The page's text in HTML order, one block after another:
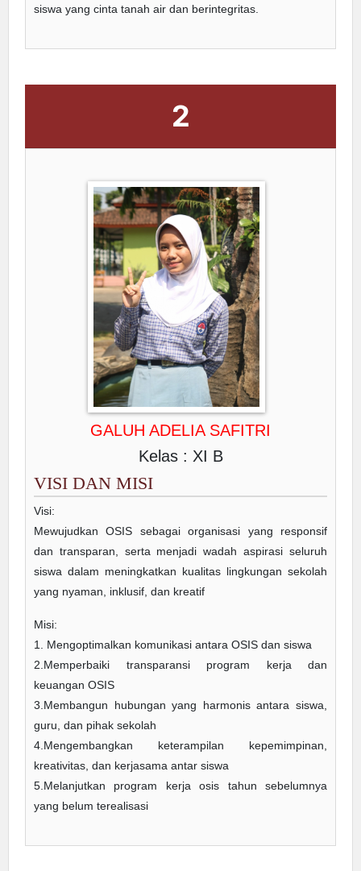
siswa yang cinta tanah air dan berintegritas.
2
GALUH ADELIA SAFITRI
Kelas : XI B
VISI DAN MISI
Visi:
Mewujudkan OSIS sebagai organisasi yang responsif
dan transparan, serta menjadi wadah aspirasi seluruh
siswa dalam meningkatkan kualitas lingkungan sekolah
yang nyaman, inklusif, dan kreatif
Misi:
1. Mengoptimalkan komunikasi antara OSIS dan siswa
2.Memperbaiki transparansi program kerja dan
keuangan OSIS
3.Membangun hubungan yang harmonis antara siswa,
guru, dan pihak sekolah
4.Mengembangkan keterampilan kepemimpinan,
kreativitas, dan kerjasama antar siswa
5.Melanjutkan program kerja osis tahun sebelumnya
yang belum terealisasi